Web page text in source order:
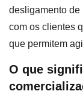
desligamento de
com os clientes
que permitem
O que